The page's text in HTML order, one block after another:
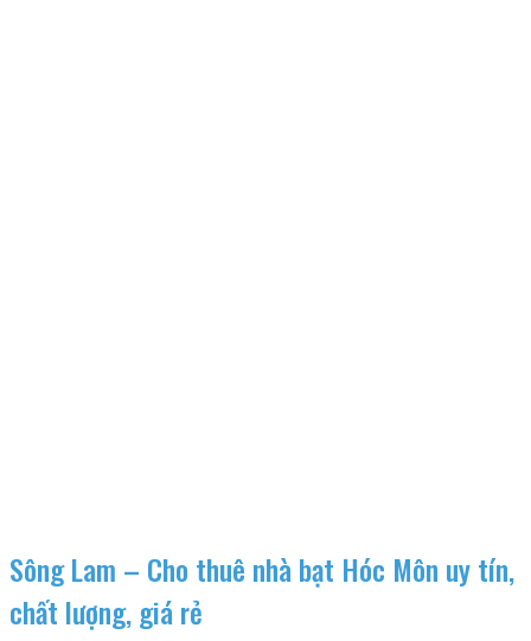
Sông Lam – Cho thuê nhà bạt Hóc Môn uy tín,
chất lượng, giá rẻ